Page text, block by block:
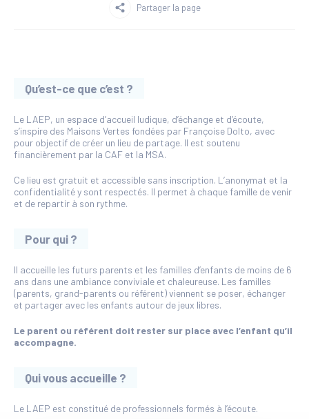
Partager la page
Qu’est-ce que c’est ?
Le LAEP, un espace d’accueil ludique, d’échange et d’écoute,
s’inspire des Maisons Vertes fondées par Françoise Dolto, avec
pour objectif de créer un lieu de partage. Il est soutenu
financièrement par la CAF et la MSA.
Ce lieu est gratuit et accessible sans inscription. L’anonymat et la
confidentialité y sont respectés. Il permet à chaque famille de venir
et de repartir à son rythme.
Pour qui ?
Il accueille les futurs parents et les familles d’enfants de moins de 6
ans dans une ambiance conviviale et chaleureuse. Les familles
(parents, grand-parents ou référent) viennent se poser, échanger
et partager avec les enfants autour de jeux libres.
Le parent ou référent doit rester sur place avec l’enfant qu’il
accompagne.
Qui vous accueille ?
Le LAEP est constitué de professionnels formés à l’écoute.